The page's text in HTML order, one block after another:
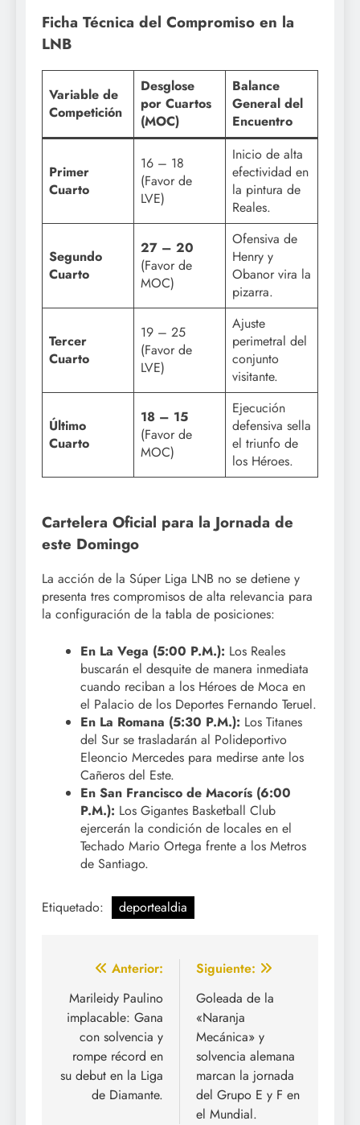
Ficha Técnica del Compromiso en la
LNB
Variable de
Competición
Desglose
por Cuartos
(MOC)
Balance
General del
Encuentro
Primer
Cuarto
16 – 18
(Favor de
LVE)
Inicio de alta
efectividad en
la pintura de
Reales.
Segundo
Cuarto
27 – 20
(Favor de
MOC)
Ofensiva de
Henry y
Obanor vira la
pizarra.
Tercer
Cuarto
19 – 25
(Favor de
LVE)
Ajuste
perimetral del
conjunto
visitante.
Último
Cuarto
18 – 15
(Favor de
MOC)
Ejecución
defensiva sella
el triunfo de
los Héroes.
Cartelera Oficial para la Jornada de
este Domingo
La acción de la Súper Liga LNB no se detiene y
presenta tres compromisos de alta relevancia para
la configuración de la tabla de posiciones:
En La Vega (5:00 P.M.): Los Reales
buscarán el desquite de manera inmediata
cuando reciban a los Héroes de Moca en
el Palacio de los Deportes Fernando Teruel.
En La Romana (5:30 P.M.): Los Titanes
del Sur se trasladarán al Polideportivo
Eleoncio Mercedes para medirse ante los
Cañeros del Este.
En San Francisco de Macorís (6:00
P.M.): Los Gigantes Basketball Club
ejercerán la condición de locales en el
Techado Mario Ortega frente a los Metros
de Santiago.
Etiquetado: deportealdia
Navegación
de
entradas
Anterior:
Marileidy Paulino
implacable: Gana
con solvencia y
rompe récord en
su debut en la Liga
de Diamante.
Siguiente:
Goleada de la
«Naranja
Mecánica» y
solvencia alemana
marcan la jornada
del Grupo E y F en
el Mundial.